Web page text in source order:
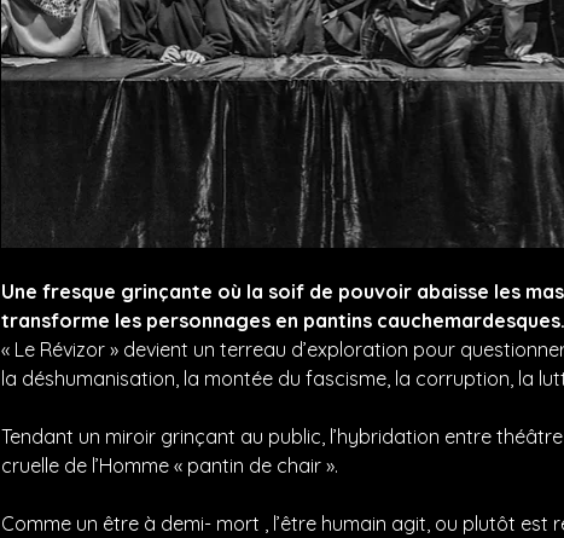
Une fresque grinçante où la soif de pouvoir abaisse les
transforme les personnages en pantins cauchemardesques.
« Le Révizor » devient un terreau d’exploration pour
la déshumanisation, la montée du fascisme, la corruption, la
Tendant un miroir grinçant au public, l’hybridation entre
cruelle de l’Homme « pantin de chair ».
Comme un être à demi- mort , l’être humain agit, ou plutôt est